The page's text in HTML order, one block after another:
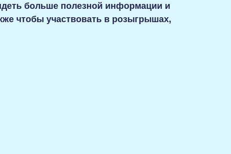
больше полезной информации и
чтобы участвовать в розыгрышах,